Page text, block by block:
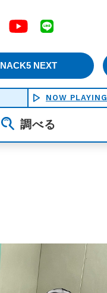
Facebook YouTube
NACK5 NEXT
NOW PLAYING
調べる